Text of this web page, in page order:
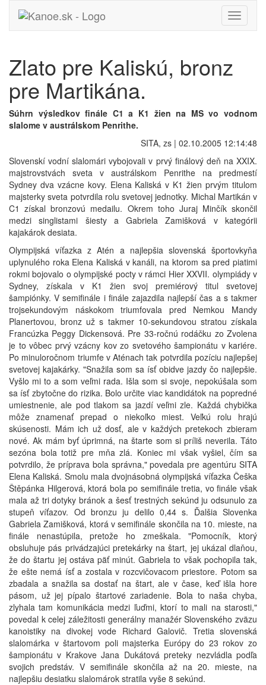
Toggle
Zlato pre Kaliskú, bronz
pre Martikána.
Súhrn výsledkov finále C1 a K1 žien na MS vo vodnom
slalome v austrálskom Penrithe.
SITA, zs | 02.10.2005 12:14:48
Slovenskí vodní slalomári vybojovali v prvý finálový deň na XXIX.
majstrovstvách sveta v austrálskom Penrithe na predmestí
Sydney dva vzácne kovy. Elena Kaliská v K1 žien prvým titulom
majsterky sveta potvrdila rolu svetovej jednotky. Michal Martikán v
C1 získal bronzovú medailu. Okrem toho Juraj Minčík skončil
medzi singlistami šiesty a Gabriela Zamišková v kategórii
kajakárok desiata.
Olympijská víťazka z Atén a najlepšia slovenská športovkyňa
uplynulého roka Elena Kaliská v kanáli, na ktorom sa pred piatimi
rokmi bojovalo o olympijské pocty v rámci Hier XXVII. olympiády v
Sydney, získala v K1 žien svoj premiérový titul svetovej
šampiónky. V semifinále i finále zajazdila najlepší čas a s takmer
trojsekundovým náskokom triumfovala pred Nemkou Mandy
Planertovou, bronz už s takmer 10-sekundovou stratou získala
Francúzka Peggy Dickensová. Pre 33-ročnú rodáčku zo Zvolena
je to vôbec prvý vzácny kov zo svetového šampionátu v kariére.
Po minuloročnom triumfe v Aténach tak potvrdila pozíciu najlepšej
svetovej kajakárky. "Snažila som sa ísť obidve jazdy čo najlepšie.
Vyšlo mi to a som veľmi rada. Išla som si svoje, nepokúšala som
sa ísť zbytočne do rizika. Bolo určite viac kandidátok na popredné
umiestnenie, ale pod tlakom sa jazdí veľmi zle. Každá chybička
môže znamenať prepad o niekoľko miest. Veľkú rolu hrajú
skúsenosti. Mám ich už dosť, ale v každých pretekoch zbieram
nové. Ak mám byť úprimná, na štarte som si príliš neverila. Táto
sezóna bola totiž pre mňa zlá. Koniec mi však vyšiel, čím sa
potvrdilo, že príprava bola správna," povedala pre agentúru SITA
Elena Kaliská. Smolu mala dvojnásobná olympijská víťazka Češka
Štěpánka Hilgerová, ktorá bola po semifinále tretia, vo finále však
mala až tri dotyky bránok a šesť trestných sekúnd ju odsunulo za
stupeň víťazov. Od bronzu ju delilo 0,44 s. Ďalšia Slovenka
Gabriela Zamišková, ktorá v semifinále skončila na 10. mieste, na
finále nenastúpila, pretože ho zmeškala. "Pomocník, ktorý
obsluhuje pás privádzajúci pretekárky na štart, jej ukázal dlaňou,
že do štartu jej ostáva päť minút. Gabriela to však pochopila tak,
že ešte nemá ísť a zostala v rozcvičovacom priestore. Potom sa
zbadala a snažila sa dostať na štart, ale v čase, keď išla hore
pásom, už jej pípalo štartové zariadenie. Bola to naša chyba,
zlyhala tam komunikácia medzi ľuďmi, ktorí to mali na starosti,"
povedal k celej záležitosti generálny manažér Slovenského zväzu
kanoistiky na divokej vode Richard Galovič. Tretia slovenská
slalomárka v štartovom poli majsterka Európy do 23 rokov zo
šampionátu v Krakove Jana Dukátová preteky nezvládla podľa
svojich predstáv. V semifinále skončila až na 20. mieste, na
najlepšiu desiatku slalomárok stratila vyše 8 sekúnd.